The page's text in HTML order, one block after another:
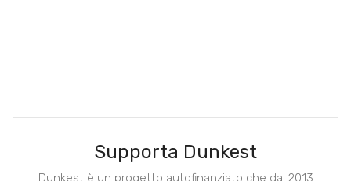
Supporta Dunkest
Dunkest è un progetto autofinanziato che dal 2013